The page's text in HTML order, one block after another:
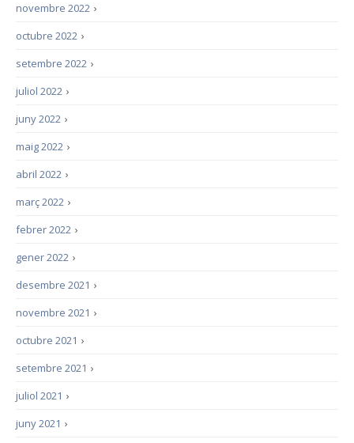
›
novembre 2022
›
octubre 2022
›
setembre 2022
›
juliol 2022
›
juny 2022
›
maig 2022
›
abril 2022
›
març 2022
›
febrer 2022
›
gener 2022
›
desembre 2021
›
novembre 2021
›
octubre 2021
›
setembre 2021
›
juliol 2021
›
juny 2021